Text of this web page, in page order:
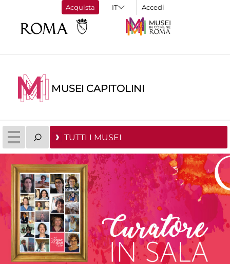
Acquista Accedi
MUSEI CAPITOLINI
TUTTI I MUSEI